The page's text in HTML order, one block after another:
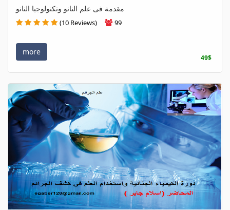
مقدمة فى علم النانو وتكنولوجيا النانو
(10 Reviews) 99
more
49$